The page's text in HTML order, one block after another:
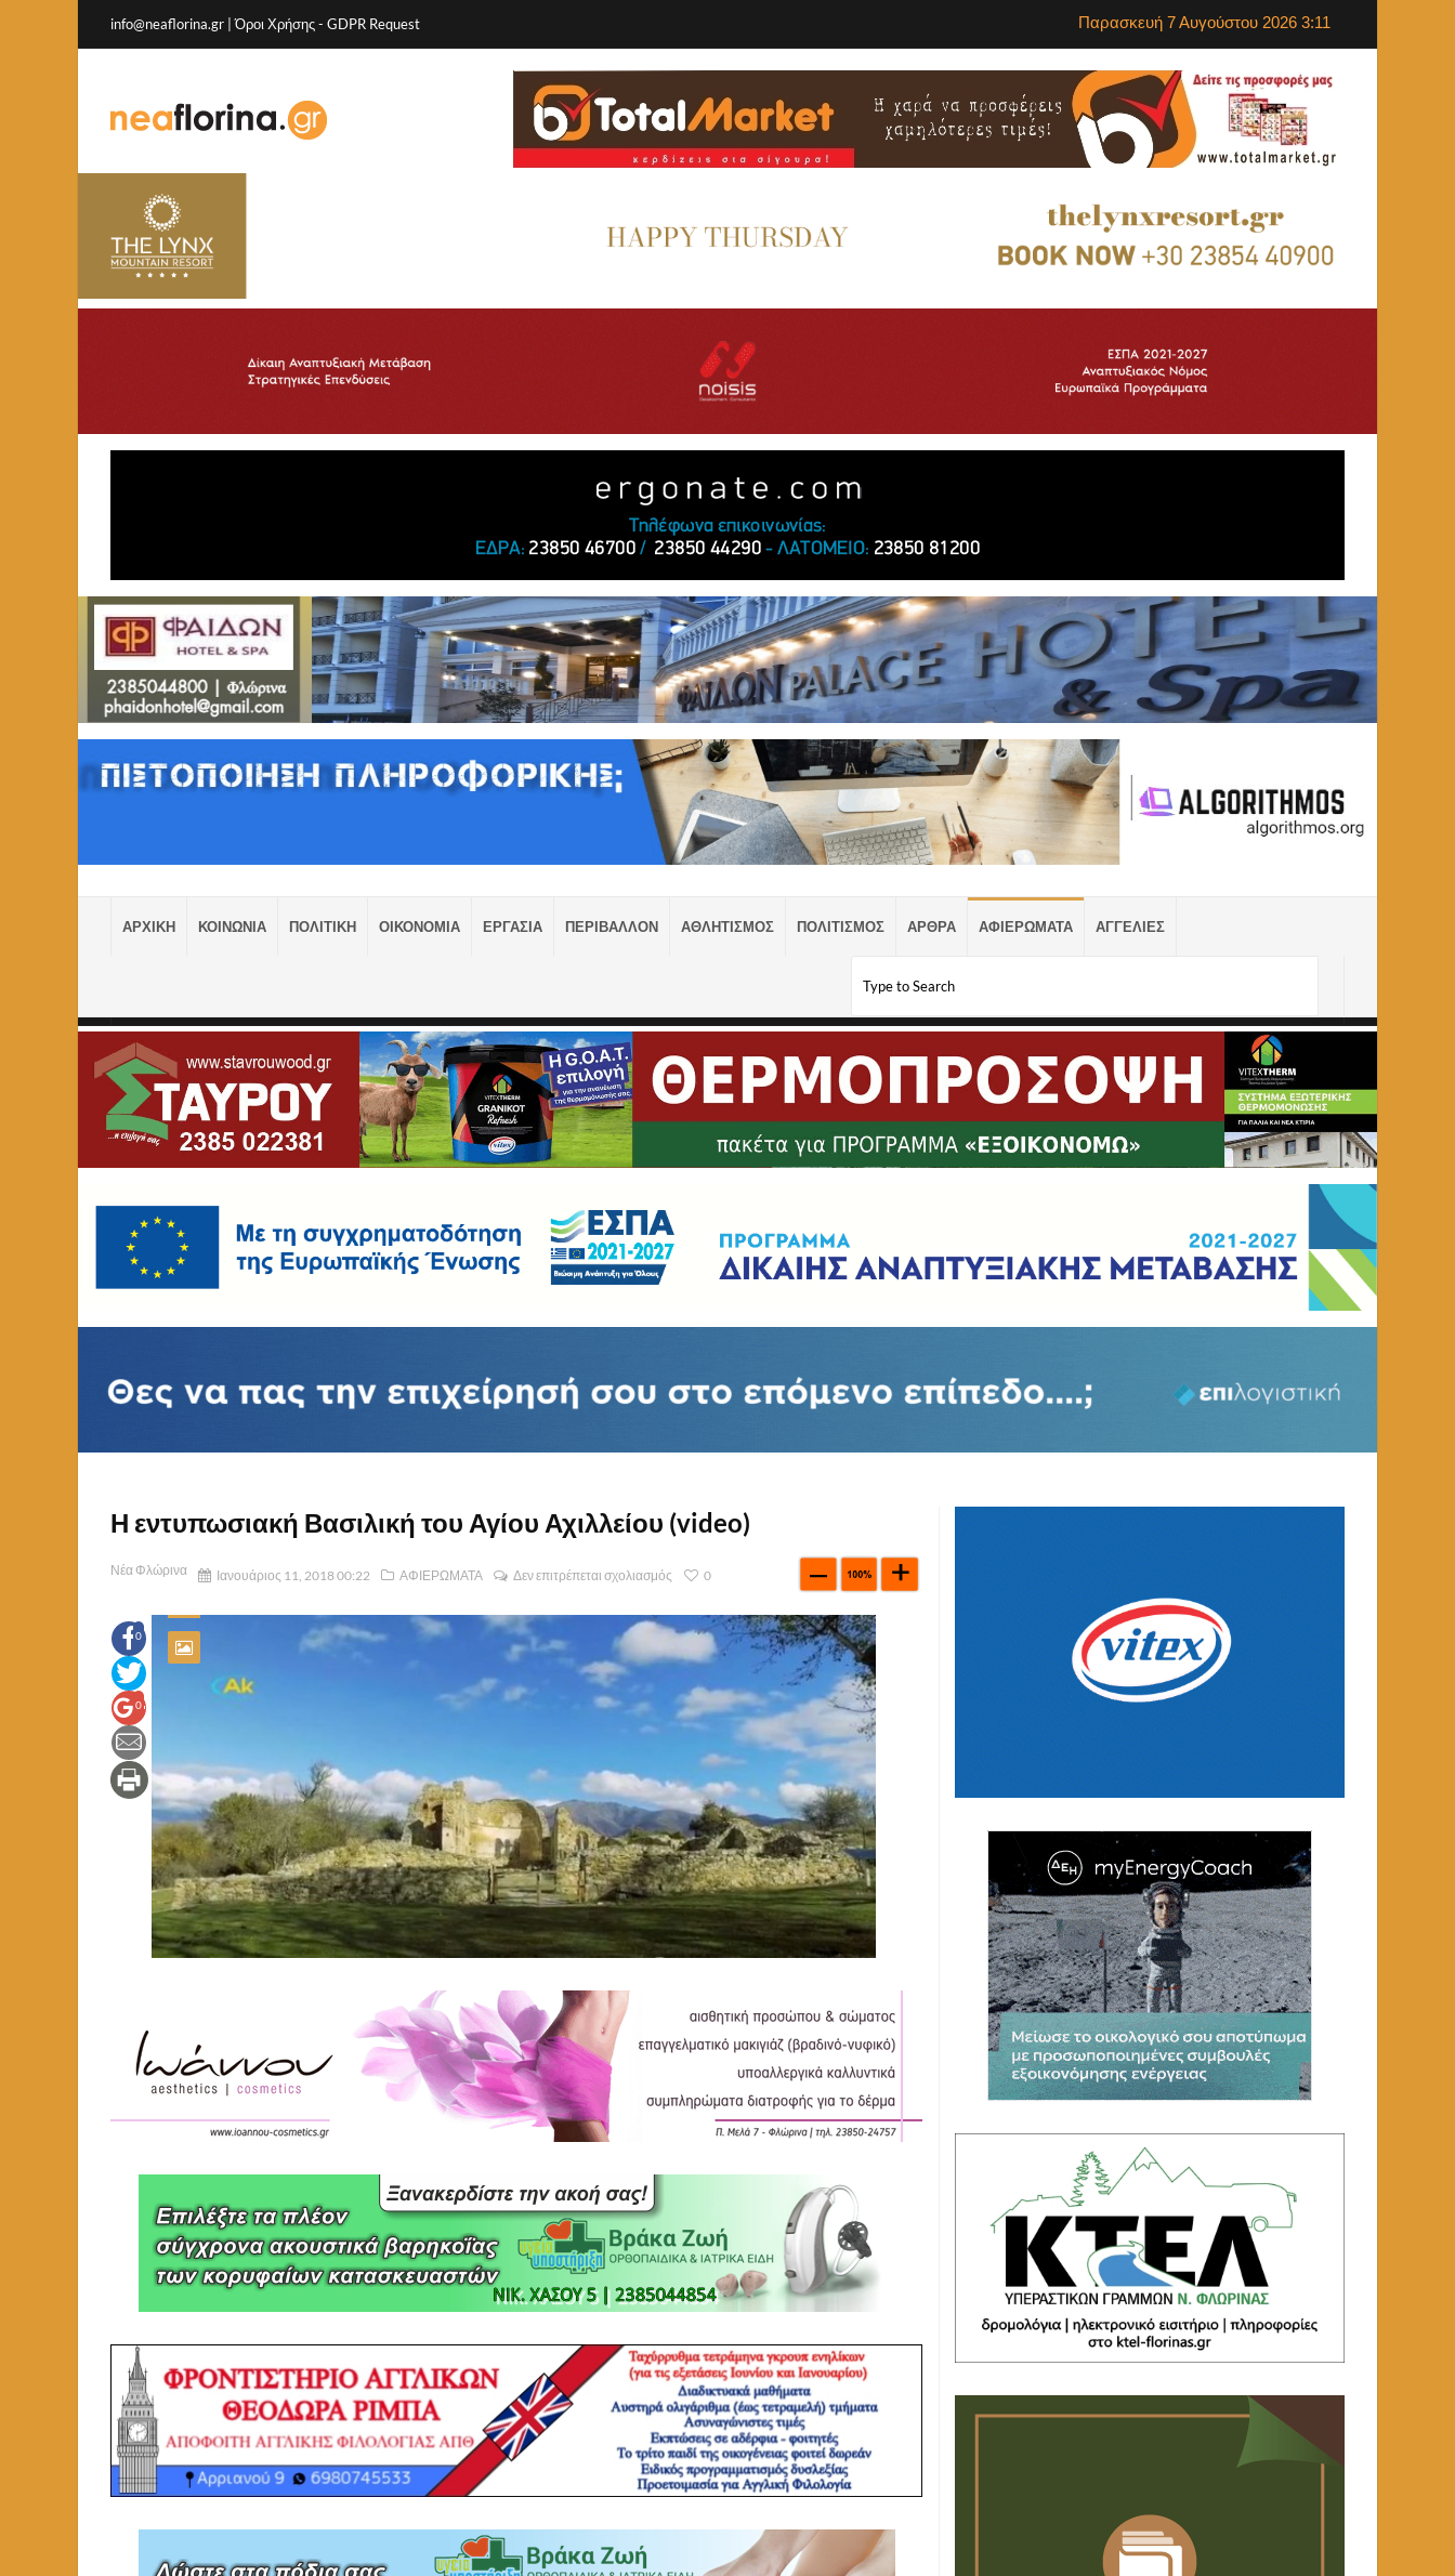
info@neaflorina.gr |Όροι Χρήσης- GDPR Request Παρασκευή 7 Αυγούστου 2026 3:11
ΑΡΧΙΚΗ ΚΟΙΝΩΝΙΑ ΠΟΛΙΤΙΚΗ ΟΙΚΟΝΟΜΙΑ ΕΡΓΑΣΙΑ ΠΕΡΙΒΑΛΛΟΝ ΑΘΛΗΤΙΣΜΟΣ ΠΟΛΙΤΙΣΜΟΣ ΑΡΘΡΑ ΑΦΙΕΡΩΜΑΤΑ ΑΓΓΕΛΙΕΣ
Η εντυπωσιακή Βασιλική του Αγίου Αχιλλείου (video)
Νέα Φλώρινα Ιανουάριος 11, 2018 00:22 ΑΦΙΕΡΩΜΑΤΑ Δεν επιτρέπεται σχολιασμός 0
0
0